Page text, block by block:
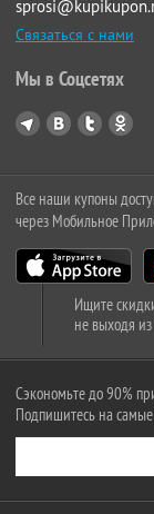
Связаться с нами
Мы в Соцсетях
Все наши купоны
через Мобильное
Ищите
не выходя из
Сэкономьте до 90%
Подпишитесь на